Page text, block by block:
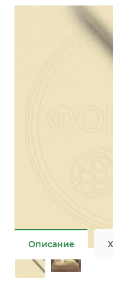
Твил-
Yellow
21У-Transparent
Ткань Твил-сатин
Преимущества
презентабельность
Описание